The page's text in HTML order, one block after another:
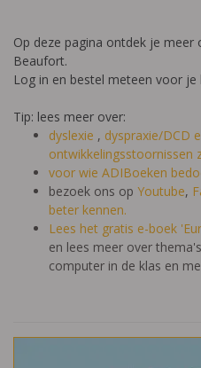
Op deze pagina ontdek je meer
Beaufort.
Log in en bestel meteen voor je
Tip: lees meer over:
dyslexie , dyspraxie/DCD
ontwikkelingsstoornissen
voor wie ADIBoeken
bezoek ons op Youtube,
beter kennen.
Lees het gratis e-boek
en lees meer over
computer in de klas en